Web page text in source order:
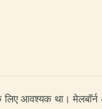
आवश्यक था। मेलबॉर्न